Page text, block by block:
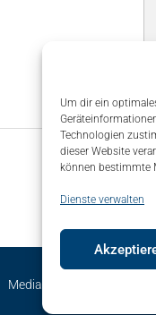
Um dir ein
Technologien
dieser Website
können bestimmte
Dienste verwalten
Mediadaten